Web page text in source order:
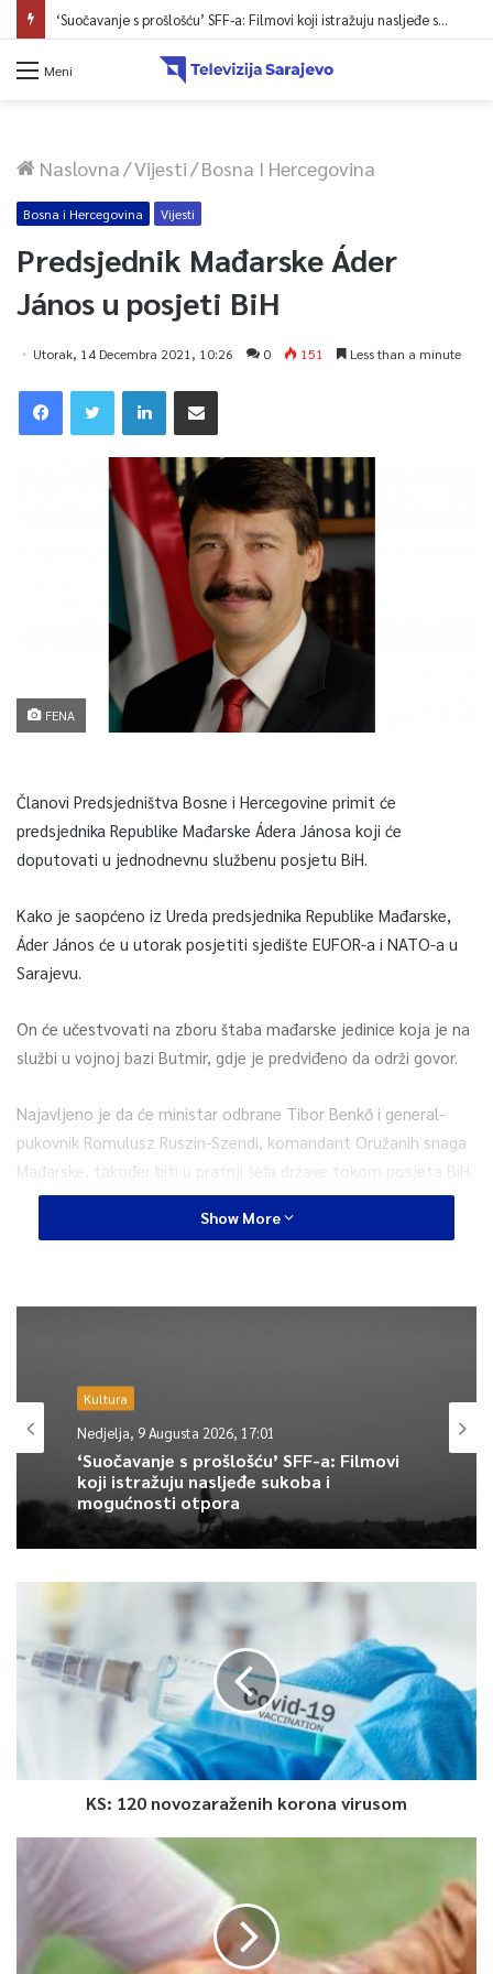
‘Suočavanje s prošlošću’ SFF-a: Filmovi koji istražuju nasljeđe sukoba i mogućnosti otpora
Meni
Naslovna/Vijesti/Bosna I Hercegovina
Bosna i Hercegovina Vijesti
Predsjednik Mađarske Áder
János u posjeti BiH
Utorak, 14 Decembra 2021, 10:26 0 151 Less than a minute
FENA
Članovi Predsjedništva Bosne i Hercegovine primit će
predsjednika Republike Mađarske Ádera Jánosa koji će
doputovati u jednodnevnu službenu posjetu BiH.
Kako je saopćeno iz Ureda predsjednika Republike Mađarske,
Áder János će u utorak posjetiti sjedište EUFOR-a i NATO-a u
Sarajevu.
On će učestvovati na zboru štaba mađarske jedinice koja je na
službi u vojnoj bazi Butmir, gdje je predviđeno da održi govor.
Najavljeno je da će ministar odbrane Tibor Benkő i general-
pukovnik Romulusz Ruszin-Szendi, komandant Oružanih snaga
Mađarske, također biti u pratnji šefa države tokom posjeta BiH.
0
Show More
Kultura
Nedjelja, 9 Augusta 2026, 17:01
‘Suočavanje s prošlošću’ SFF-a: Filmovi
koji istražuju nasljeđe sukoba i
mogućnosti otpora
KS: 120 novozaraženih korona virusom